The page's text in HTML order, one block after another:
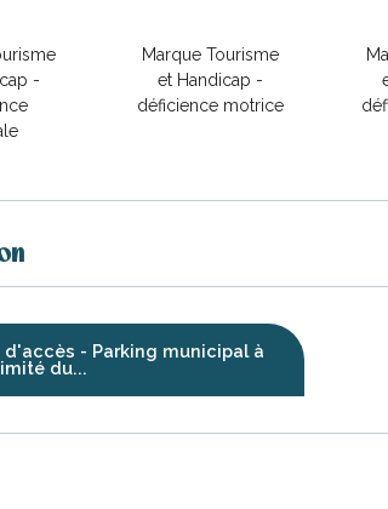
-
Marque Tourisme
et Handicap -
déficience motrice
d'accès - Parking municipal à
du...